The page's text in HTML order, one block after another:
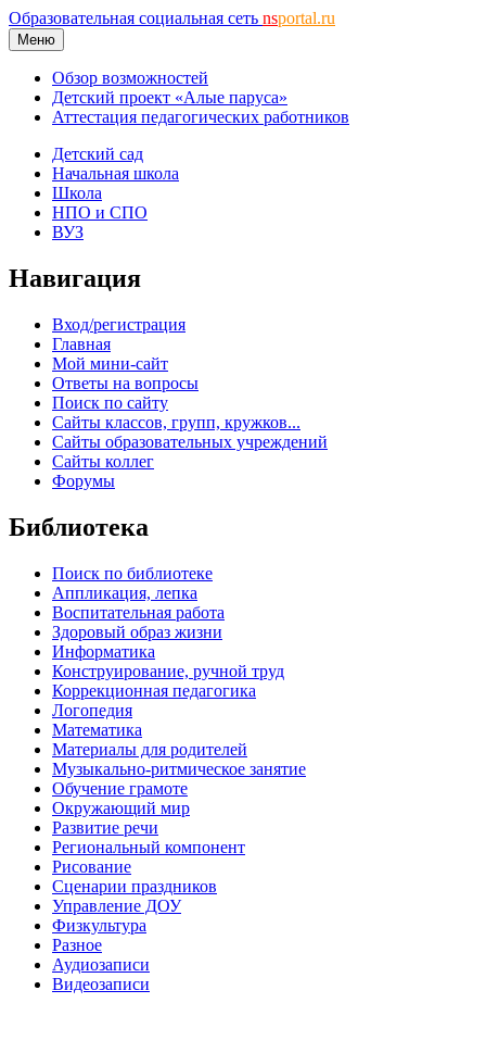
Образовательная социальная сеть nsportal.ru
Меню
Обзор возможностей
Детский проект «Алые паруса»
Аттестация педагогических работников
Детский сад
Начальная школа
Школа
НПО и СПО
ВУЗ
Навигация
Вход/регистрация
Главная
Мой мини-сайт
Ответы на вопросы
Поиск по сайту
Сайты классов, групп, кружков...
Сайты образовательных учреждений
Сайты коллег
Форумы
Библиотека
Поиск по библиотеке
Аппликация, лепка
Воспитательная работа
Здоровый образ жизни
Информатика
Конструирование, ручной труд
Коррекционная педагогика
Логопедия
Математика
Материалы для родителей
Музыкально-ритмическое занятие
Обучение грамоте
Окружающий мир
Развитие речи
Региональный компонент
Рисование
Сценарии праздников
Управление ДОУ
Физкультура
Разное
Аудиозаписи
Видеозаписи